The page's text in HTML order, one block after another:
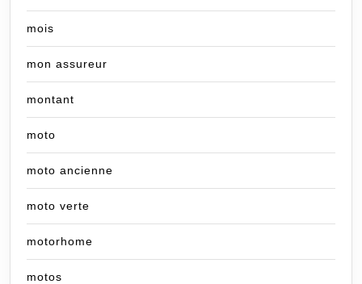
mois
mon assureur
montant
moto
moto ancienne
moto verte
motorhome
motos